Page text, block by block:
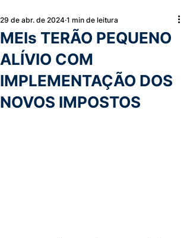
MEIs TERÃO PEQUENO
ALÍVIO COM
IMPLEMENTAÇÃO DOS
NOVOS IMPOSTOS
29 de abr. de 2024 1 min de leitura